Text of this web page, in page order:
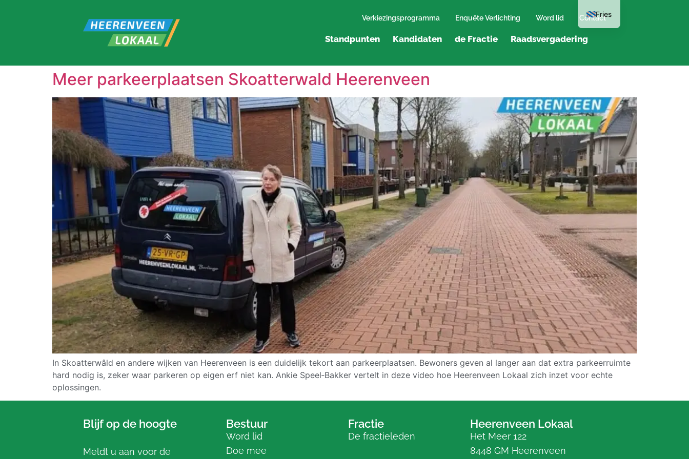
Verkiezingsprogramma Enquête Verlichting Word lid Contact
Standpunten Kandidaten de Fractie Raadsvergadering
Meer parkeerplaatsen Skoatterwald Heerenveen
In Skoatterwâld en andere wijken van Heerenveen is een duidelijk tekort aan parkeerplaatsen. Bewoners geven al langer aan dat extra parkeerruimte
hard nodig is, zeker waar parkeren op eigen erf niet kan. Ankie Speel‑Bakker vertelt in deze video hoe Heerenveen Lokaal zich inzet voor echte
oplossingen.
Blijf op de hoogte
Meldt u aan voor de
Bestuur
Word lid
Doe mee
Fractie
De fractieleden
Heerenveen Lokaal
Het Meer 122
8448 GM Heerenveen
Fries